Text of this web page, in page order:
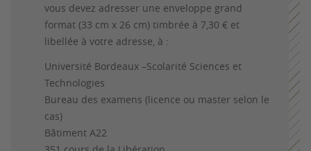
vous devez adresser une enveloppe grand
format (33 cm x 26 cm) timbrée à 7,30 € et
libellée à votre adresse, à :
Université Bordeaux –Scolarité Sciences et
Technologies
Bureau des examens (licence ou master selon le
cas)
Bâtiment A22